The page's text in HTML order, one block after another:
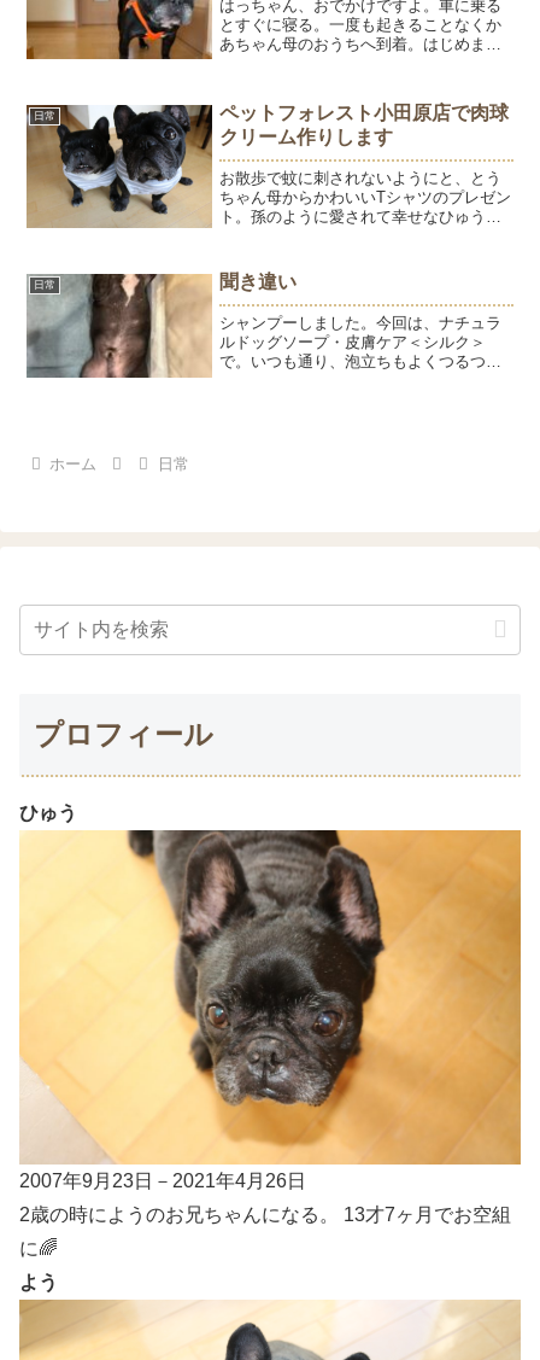
はっちゃん、おでかけですよ。車に乗る
とすぐに寝る。一度も起きることなくか
あちゃん母のおうちへ到着。はじめまし
どひゅうの方がかわいい」なんて言って
たけど、ようと同じように...
日常
ペットフォレスト小田原店で肉球
クリーム作りします
お散歩で蚊に刺されないようにと、とう
ちゃん母からかわいいTシャツのプレゼン
ト。孫のように愛されて幸せなひゅうよ
内）で肉球クリーム作りのワークショッ
プを開催させていただく...
日常 聞き違い
シャンプーしました。今回は、ナチュラ
ルドッグソープ・皮膚ケア＜シルク＞
で。いつも通り、泡立ちもよくつるつる
ホーム
日常
プロフィール
ひゅう
2007年9月23日－2021年4月26日
2歳の時にようのお兄ちゃんになる。 13才7ヶ月でお空組
に🌈
よう